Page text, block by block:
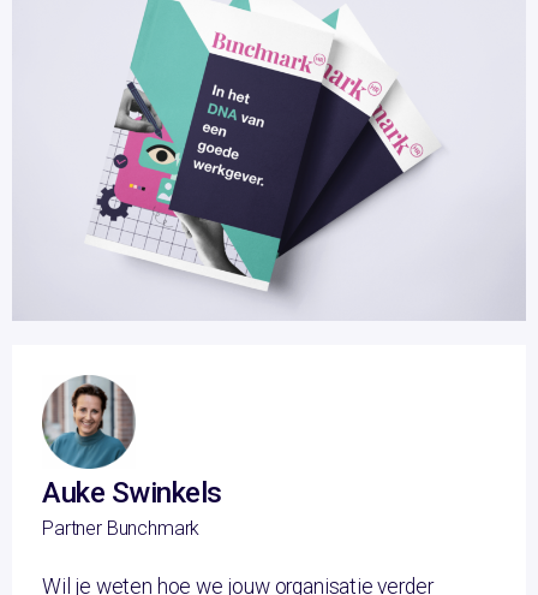
Auke Swinkels
Partner Bunchmark
Wil je weten hoe we jouw organisatie verder